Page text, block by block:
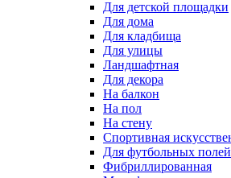
Для детской площадки
Для дома
Для кладбища
Для улицы
Ландшафтная
Для декора
На балкон
На пол
На стену
Спортивная
Для футбольных полей
Фибриллированная